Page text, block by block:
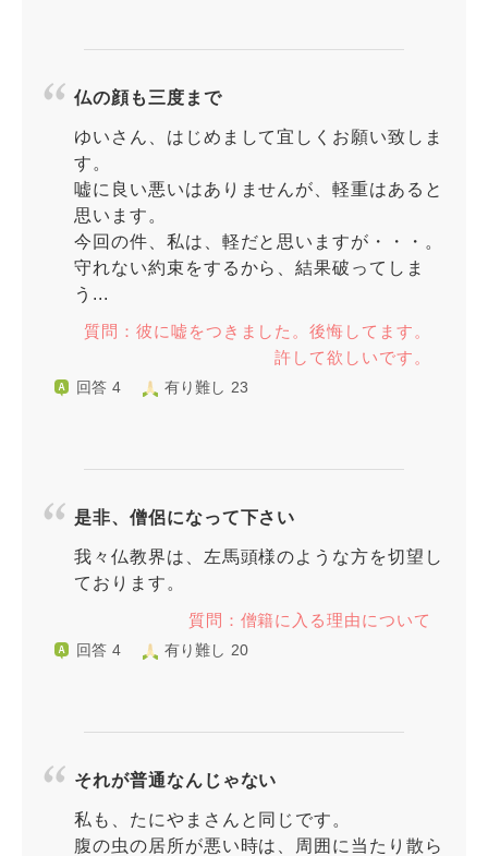
仏の顔も三度まで
ゆいさん、はじめまして宜しくお願い致しま
す。
嘘に良い悪いはありませんが、軽重はあると
思います。
今回の件、私は、軽だと思いますが・・・。
守れない約束をするから、結果破ってしま
う...
質問：彼に嘘をつきました。後悔してます。
許して欲しいです。
回答 4 有り難し 23
是非、僧侶になって下さい
我々仏教界は、左馬頭様のような方を切望し
ております。
質問：僧籍に入る理由について
回答 4 有り難し 20
それが普通なんじゃない
私も、たにやまさんと同じです。
腹の虫の居所が悪い時は、周囲に当たり散ら